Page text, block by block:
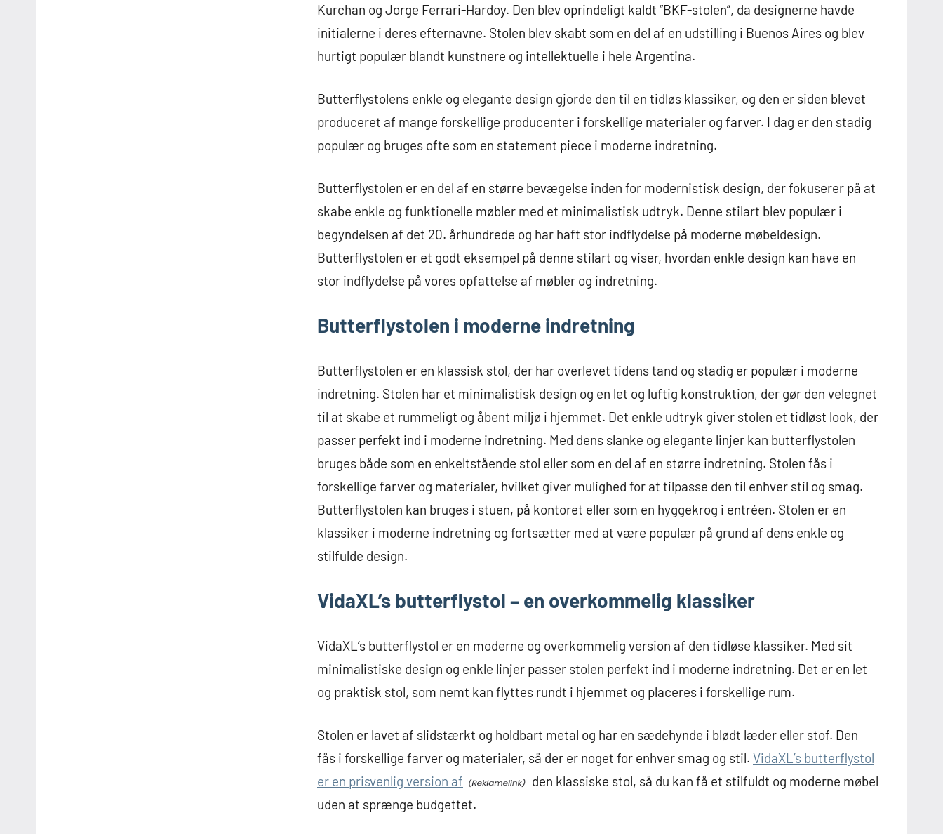
Kurchan og Jorge Ferrari-Hardoy. Den blev oprindeligt kaldt “BKF-stolen”, da designerne havde
initialerne i deres efternavne. Stolen blev skabt som en del af en udstilling i Buenos Aires og blev
hurtigt populær blandt kunstnere og intellektuelle i hele Argentina.
Butterflystolens enkle og elegante design gjorde den til en tidløs klassiker, og den er siden blevet
produceret af mange forskellige producenter i forskellige materialer og farver. I dag er den stadig
populær og bruges ofte som en statement piece i moderne indretning.
Butterflystolen er en del af en større bevægelse inden for modernistisk design, der fokuserer på at
skabe enkle og funktionelle møbler med et minimalistisk udtryk. Denne stilart blev populær i
begyndelsen af det 20. århundrede og har haft stor indflydelse på moderne møbeldesign.
Butterflystolen er et godt eksempel på denne stilart og viser, hvordan enkle design kan have en
stor indflydelse på vores opfattelse af møbler og indretning.
Butterflystolen i moderne indretning
Butterflystolen er en klassisk stol, der har overlevet tidens tand og stadig er populær i moderne
indretning. Stolen har et minimalistisk design og en let og luftig konstruktion, der gør den velegnet
til at skabe et rummeligt og åbent miljø i hjemmet. Det enkle udtryk giver stolen et tidløst look, der
passer perfekt ind i moderne indretning. Med dens slanke og elegante linjer kan butterflystolen
bruges både som en enkeltstående stol eller som en del af en større indretning. Stolen fås i
forskellige farver og materialer, hvilket giver mulighed for at tilpasse den til enhver stil og smag.
Butterflystolen kan bruges i stuen, på kontoret eller som en hyggekrog i entréen. Stolen er en
klassiker i moderne indretning og fortsætter med at være populær på grund af dens enkle og
stilfulde design.
VidaXL’s butterflystol – en overkommelig klassiker
VidaXL’s butterflystol er en moderne og overkommelig version af den tidløse klassiker. Med sit
minimalistiske design og enkle linjer passer stolen perfekt ind i moderne indretning. Det er en let
og praktisk stol, som nemt kan flyttes rundt i hjemmet og placeres i forskellige rum.
Stolen er lavet af slidstærkt og holdbart metal og har en sædehynde i blødt læder eller stof. Den
fås i forskellige farver og materialer, så der er noget for enhver smag og stil. VidaXL’s butterflystol
er en prisvenlig version af
den klassiske stol, så du kan få et stilfuldt og moderne møbel
uden at sprænge budgettet.